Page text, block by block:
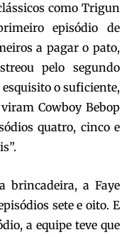
como Trigun
episódio de
a pagar o pato,
pelo segundo
esquisito o suficiente,
Cowboy Bebop
quatro, cinco e
brincadeira, a Faye
sete e oito. E
a equipe teve que